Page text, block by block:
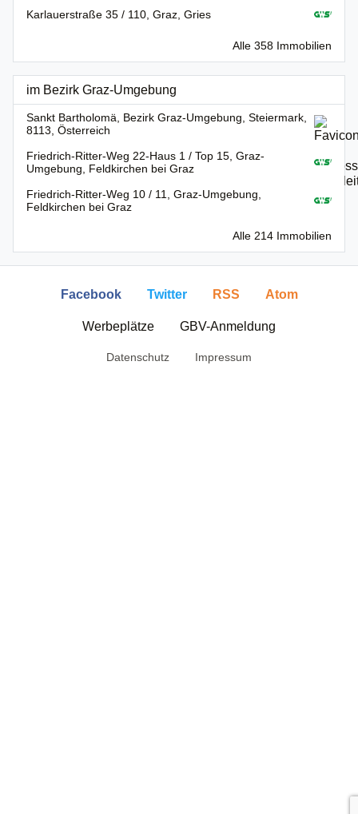
Karlauerstraße 35 / 110, Graz, Gries
Alle 358 Immobilien
im Bezirk Graz-Umgebung
Sankt Bartholomä, Bezirk Graz-Umgebung, Steiermark,
8113, Österreich
Friedrich-Ritter-Weg 22-Haus 1 / Top 15, Graz-
Umgebung, Feldkirchen bei Graz
Friedrich-Ritter-Weg 10 / 11, Graz-Umgebung,
Feldkirchen bei Graz
Alle 214 Immobilien
Facebook Twitter RSS Atom
Werbeplätze GBV-Anmeldung
Datenschutz Impressum